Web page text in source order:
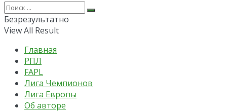
Безрезультатно
View All Result
Главная
РПЛ
FAPL
Лига Чемпионов
Лига Европы
Об авторе